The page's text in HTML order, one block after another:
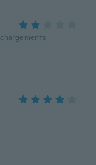
chargements